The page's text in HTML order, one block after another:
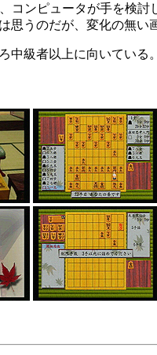
ンピュータが手を検討
うのだが、変化の無い
級者以上に向いてい